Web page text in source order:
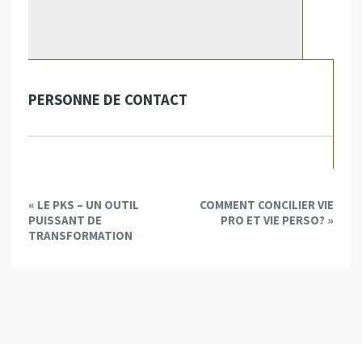
PERSONNE DE CONTACT
E
v
e
« LE PKS – UN OUTIL
PUISSANT DE
TRANSFORMATION
COMMENT CONCILIER VIE
PRO ET VIE PERSO? »